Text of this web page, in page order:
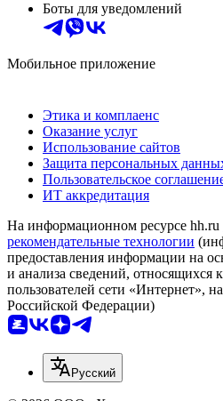
Боты для уведомлений
Мобильное приложение
Этика и комплаенс
Оказание услуг
Использование сайтов
Защита персональных
Пользовательское
ИТ аккредитация
На информационном ресурсе hh.ru
рекомендательные технологии
предоставления информации на
и анализа сведений, относящихся
пользователей сети «Интернет»,
Российской Федерации)
Русский